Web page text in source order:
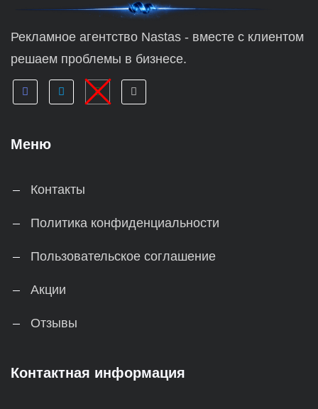
Рекламное агентство Nastas - вместе с клиентом
решаем проблемы в бизнесе.
Меню
Контакты
Политика конфиденциальности
Пользовательское соглашение
Акции
Отзывы
Контактная информация